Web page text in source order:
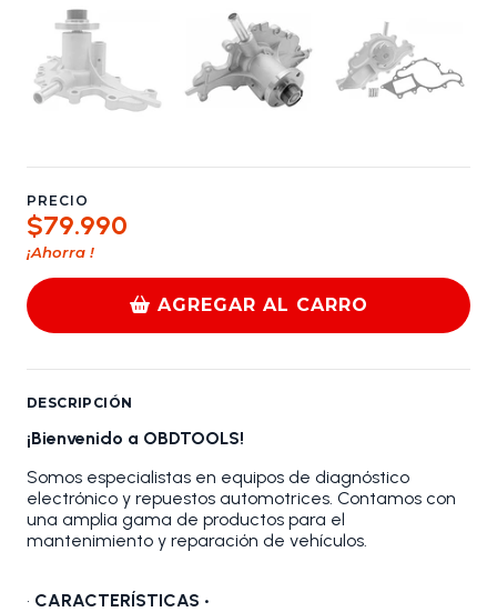
PRECIO
$79.990
¡Ahorra !
AGREGAR AL CARRO
DESCRIPCIÓN
¡Bienvenido a OBDTOOLS!
Somos especialistas en equipos de diagnóstico
electrónico y repuestos automotrices. Contamos con
una amplia gama de productos para el
mantenimiento y reparación de vehículos.
• CARACTERÍSTICAS •